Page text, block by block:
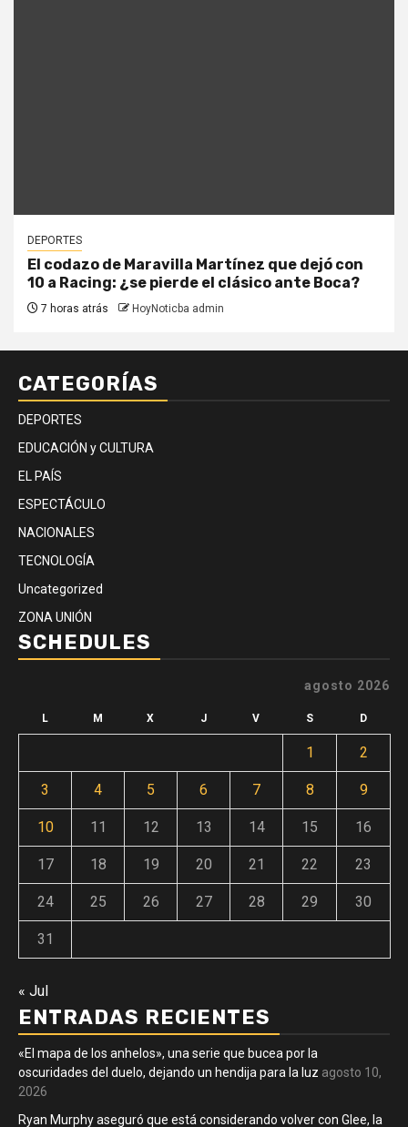
DEPORTES
El codazo de Maravilla Martínez que dejó con
10 a Racing: ¿se pierde el clásico ante Boca?
7 horas atrás HoyNoticba admin
CATEGORÍAS
DEPORTES
EDUCACIÓN y CULTURA
EL PAÍS
ESPECTÁCULO
NACIONALES
TECNOLOGÍA
Uncategorized
ZONA UNIÓN
SCHEDULES
agosto 2026
L M X J V S D
1 2
3 4 5 6 7 8 9
10 11 12 13 14 15 16
17 18 19 20 21 22 23
24 25 26 27 28 29 30
31
« Jul
ENTRADAS RECIENTES
«El mapa de los anhelos», una serie que bucea por la
oscuridades del duelo, dejando un hendija para la luz agosto 10,
2026
Ryan Murphy aseguró que está considerando volver con Glee, la